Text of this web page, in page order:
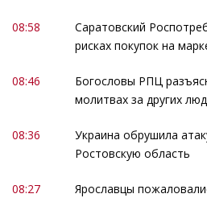
08:58
Саратовский
рисках покупок на
08:46
Богословы РПЦ
молитвах за других
08:36
Украина обрушила
Ростовскую область
08:27
Ярославцы